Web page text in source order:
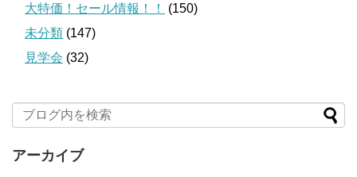
大特価！セール情報！！
(150)
未分類 (147)
見学会 (32)
アーカイブ